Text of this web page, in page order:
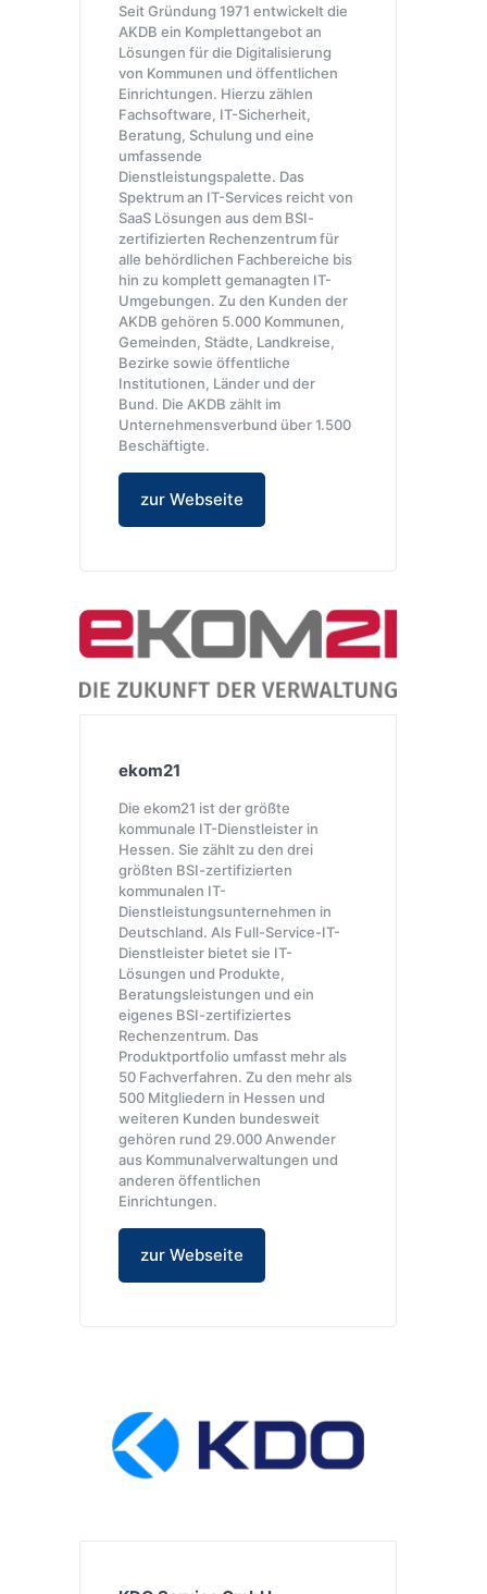
Seit Gründung 1971 entwickelt die
AKDB ein Komplettangebot an
Lösungen für die Digitalisierung
von Kommunen und öffentlichen
Einrichtungen. Hierzu zählen
Fachsoftware, IT-Sicherheit,
Beratung, Schulung und eine
umfassende
Dienstleistungspalette. Das
Spektrum an IT-Services reicht von
SaaS Lösungen aus dem BSI-
zertifizierten Rechenzentrum für
alle behördlichen Fachbereiche bis
hin zu komplett gemanagten IT-
Umgebungen. Zu den Kunden der
AKDB gehören 5.000 Kommunen,
Gemeinden, Städte, Landkreise,
Bezirke sowie öffentliche
Institutionen, Länder und der
Bund. Die AKDB zählt im
Unternehmensverbund über 1.500
Beschäftigte.
zur Webseite
ekom21
Die ekom21 ist der größte
kommunale IT-Dienstleister in
Hessen. Sie zählt zu den drei
größten BSI-zertifizierten
kommunalen IT-
Dienstleistungsunternehmen in
Deutschland. Als Full-Service-IT-
Dienstleister bietet sie IT-
Lösungen und Produkte,
Beratungsleistungen und ein
eigenes BSI-zertifiziertes
Rechenzentrum. Das
Produktportfolio umfasst mehr als
50 Fachverfahren. Zu den mehr als
500 Mitgliedern in Hessen und
weiteren Kunden bundesweit
gehören rund 29.000 Anwender
aus Kommunalverwaltungen und
anderen öffentlichen
Einrichtungen.
zur Webseite